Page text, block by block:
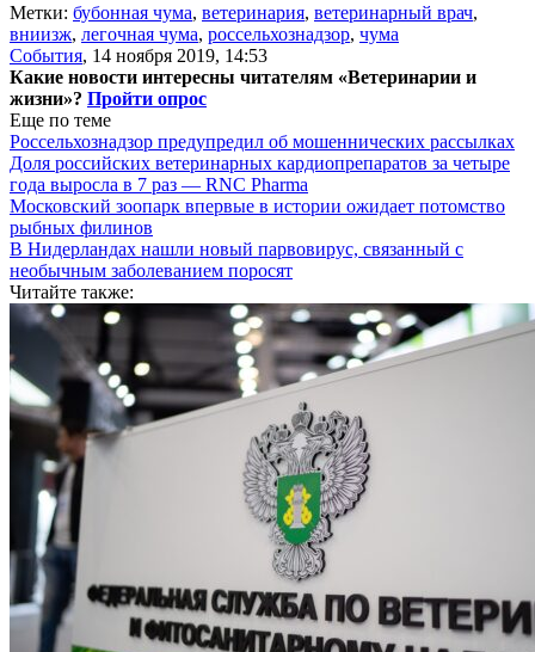
Метки: бубонная чума, ветеринария, ветеринарный врач,
вниизж, легочная чума, россельхознадзор, чума
События, 14 ноября 2019, 14:53
Какие новости интересны читателям «Ветеринарии и
жизни»? Пройти опрос
Еще по теме
Россельхознадзор предупредил об мошеннических рассылках
Доля российских ветеринарных кардиопрепаратов за четыре
года выросла в 7 раз — RNC Pharma
Московский зоопарк впервые в истории ожидает потомство
рыбных филинов
В Нидерландах нашли новый парвовирус, связанный с
необычным заболеванием поросят
Читайте также: